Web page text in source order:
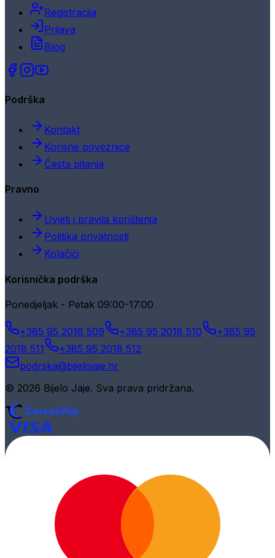
Registracija
Prijava
Blog
Podrška
Kontakt
Korisne poveznice
Česta pitanja
Pravno
Uvjeti i pravila korištenja
Politika privatnosti
Kolačići
Korisnička podrška
Ponedjeljak - Petak 09:00-17:00
+385 95 2018 509 +385 95 2018 510
+385 95
2018 511
+385 95 2018 512
podrska@bijelojaje.hr
© 2026 Bijelo Jaje. Sva prava pridržana.